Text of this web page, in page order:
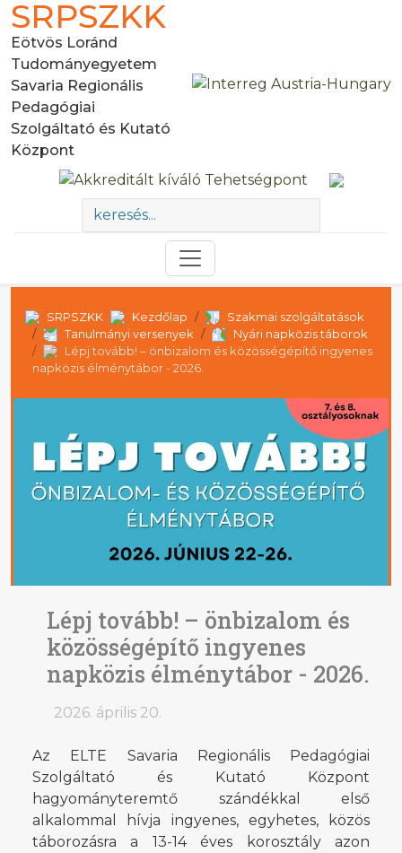
SRPSZKK
Eötvös Loránd
Tudományegyetem
Savaria Regionális
Pedagógiai
Szolgáltató és Kutató
Központ
SRPSZKK Kezdőlap
Szakmai szolgáltatások
Tanulmányi versenyek
Nyári napközis táborok
Lépj tovább! – önbizalom és közösségépítő ingyenes
napközis élménytábor - 2026.
Lépj tovább! – önbizalom és
közösségépítő ingyenes
napközis élménytábor - 2026.
2026. április 20.
Az ELTE Savaria Regionális Pedagógiai
Szolgáltató és Kutató Központ
hagyományteremtő szándékkal első
alkalommal hívja ingyenes, egyhetes, közös
táborozásra a 13-14 éves korosztály azon